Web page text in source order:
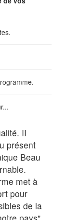
II
présent
Beau
met à
pour
de la